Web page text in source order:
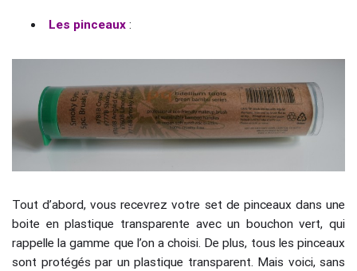
Les pinceaux :
Tout d’abord, vous recevrez votre set de pinceaux dans une
boite en plastique transparente avec un bouchon vert, qui
rappelle la gamme que l’on a choisi. De plus, tous les pinceaux
sont protégés par un plastique transparent. Mais voici, sans